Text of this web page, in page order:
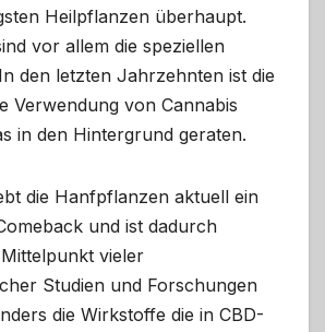
Heilpflanzen überhaupt.
vor allem die speziellen
den letzten Jahrzehnten ist die
Verwendung von Cannabis
in den Hintergrund geraten.
die Hanfpflanzen aktuell ein
und ist dadurch
vieler
Studien und Forschungen
die Wirkstoffe die in CBD-